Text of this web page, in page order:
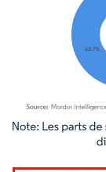
Image © Mordor